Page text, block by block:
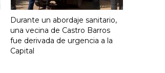
Durante un abordaje sanitario,
una vecina de Castro Barros
fue derivada de urgencia a la
Capital